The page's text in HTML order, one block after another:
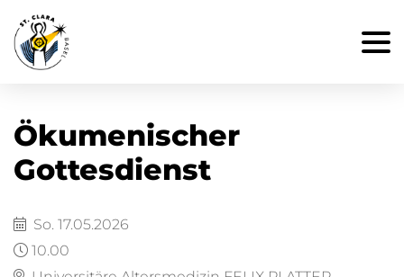
Ökumenischer
Gottesdienst
So. 17.05.2026
10.00